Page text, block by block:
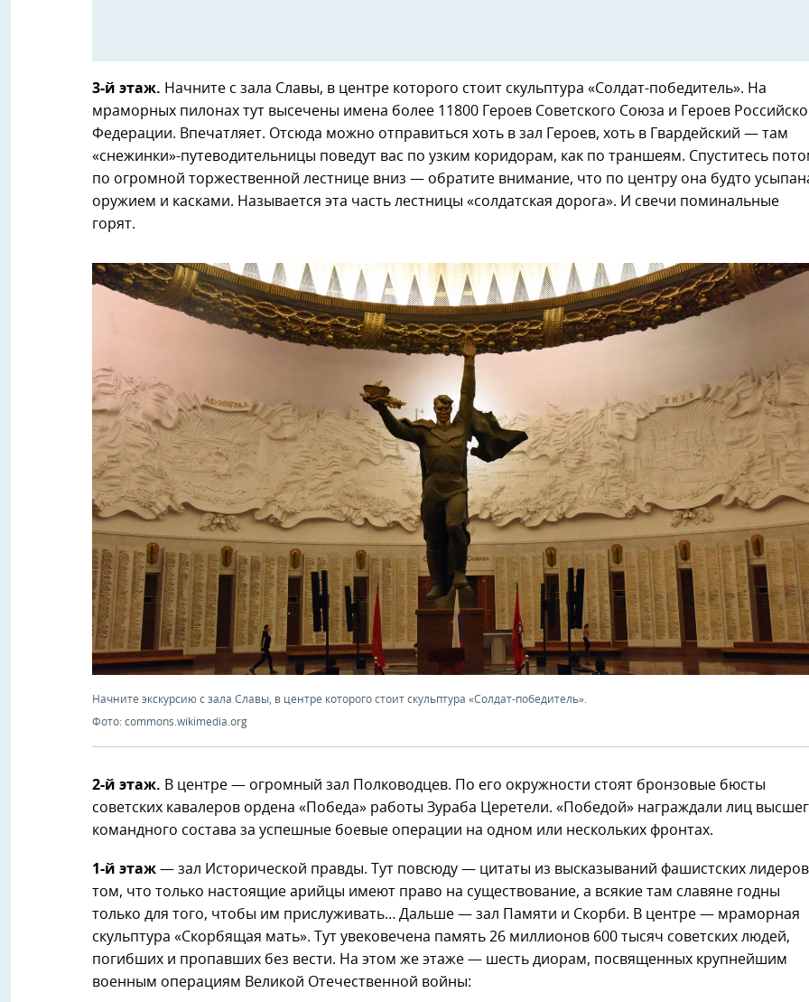
3-й этаж. Начните с зала Славы, в центре которого стоит скульптура «Солдат-победитель». На
мраморных пилонах тут высечены имена более 11800 Героев Советского Союза и Героев
Федерации. Впечатляет. Отсюда можно отправиться хоть в зал Героев, хоть в Гвардейский — там
«снежинки»-путеводительницы поведут вас по узким коридорам, как по траншеям. Спуститесь
по огромной торжественной лестнице вниз — обратите внимание, что по центру она будто
оружием и касками. Называется эта часть лестницы «солдатская дорога». И свечи поминальные
горят.
Начните экскурсию с зала Славы, в центре которого стоит скульптура «Солдат-победитель».
Фото: commons.wikimedia.org
2-й этаж. В центре — огромный зал Полководцев. По его окружности стоят бронзовые бюсты
советских кавалеров ордена «Победа» работы Зураба Церетели. «Победой» награждали лиц
командного состава за успешные боевые операции на одном или нескольких фронтах.
1-й этаж — зал Исторической правды. Тут повсюду — цитаты из высказываний фашистских
том, что только настоящие арийцы имеют право на существование, а всякие там славяне годны
только для того, чтобы им прислуживать… Дальше — зал Памяти и Скорби. В центре — мраморная
скульптура «Скорбящая мать». Тут увековечена память 26 миллионов 600 тысяч советских людей,
погибших и пропавших без вести. На этом же этаже — шесть диорам, посвященных крупнейшим
военным операциям Великой Отечественной войны: